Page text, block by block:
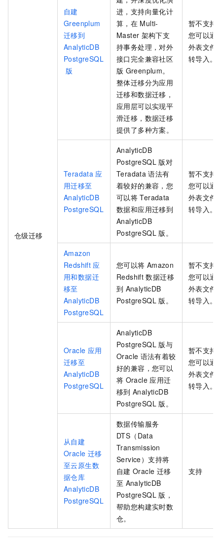
仓级迁移
自建
Greenplum
迁移到
AnalyticDB
PostgreSQL
版
进，支持向量化计
算，在 Multi-
Master 架构下支
持事务处理，对外
接口完全兼容社区
版 Greenplum。
整体迁移分为应用
迁移和数据迁移，
应用层可以实现平
滑迁移，数据迁移
提供了多种方案。
暂不支持
您可以通
外表文件
转导入。
Teradata 应
用迁移至
AnalyticDB
PostgreSQL
AnalyticDB
PostgreSQL 版对
Teradata 语法有
着较好的兼容，您
可以将 Teradata
数据和应用迁移到
AnalyticDB
PostgreSQL 版。
暂不支持
您可以通
外表文件
转导入。
Amazon
Redshift 应
用和数据迁
移至
AnalyticDB
PostgreSQL
您可以将 Amazon
Redshift 数据迁移
到 AnalyticDB
PostgreSQL 版。
暂不支持
您可以通
外表文件
转导入。
Oracle 应用
迁移至
AnalyticDB
PostgreSQL
AnalyticDB
PostgreSQL 版与
Oracle 语法有着较
好的兼容，您可以
将 Oracle 应用迁
移到 AnalyticDB
PostgreSQL 版。
暂不支持
您可以通
外表文件
转导入。
从自建
Oracle 迁移
至云原生数
据仓库
AnalyticDB
PostgreSQL
数据传输服务
DTS（Data
Transmission
Service）支持将
自建 Oracle 迁移
至 AnalyticDB
PostgreSQL 版 ，
帮助您构建实时数
仓。
支持